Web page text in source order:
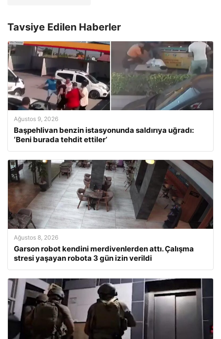
Tavsiye Edilen Haberler
Ağustos 9, 2026
Başpehlivan benzin istasyonunda saldırıya uğradı:
‘Beni burada tehdit ettiler’
Ağustos 8, 2026
Garson robot kendini merdivenlerden attı. Çalışma
stresi yaşayan robota 3 gün izin verildi